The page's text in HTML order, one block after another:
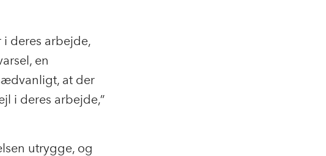
i deres arbejde,
en
at der
i deres arbejde,”
utrygge, og